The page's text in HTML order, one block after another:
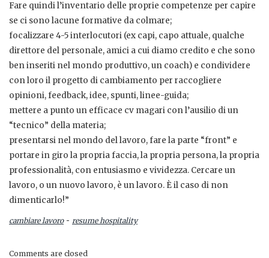
Fare quindi l’inventario delle proprie competenze per capire
se ci sono lacune formative da colmare;
focalizzare 4-5 interlocutori (ex capi, capo attuale, qualche
direttore del personale, amici a cui diamo credito e che sono
ben inseriti nel mondo produttivo, un coach) e condividere
con loro il progetto di cambiamento per raccogliere
opinioni, feedback, idee, spunti, linee-guida;
mettere a punto un efficace cv magari con l’ausilio di un
“tecnico” della materia;
presentarsi nel mondo del lavoro, fare la parte “front” e
portare in giro la propria faccia, la propria persona, la propria
professionalità, con entusiasmo e vividezza. Cercare un
lavoro, o un nuovo lavoro, è un lavoro. È il caso di non
dimenticarlo!”
cambiare lavoro- resume hospitality
Comments are closed